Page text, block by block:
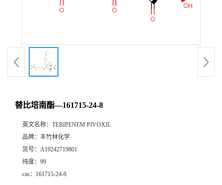
替比培南酯—161715-24-8
英文名称： TEBIPENEM PIVOXIL
品牌： 丰竹林化学
货号： A19242719801
纯度： 99
cas： 161715-24-8